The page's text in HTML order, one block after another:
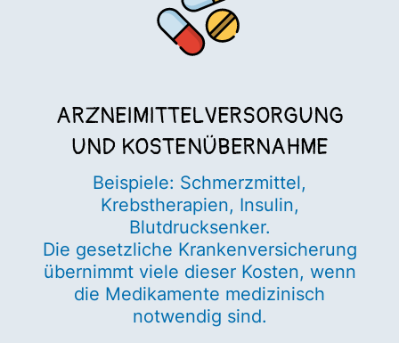
ARZNEIMITTELVERSORGUNG
UND KOSTENÜBERNAHME
Beispiele: Schmerzmittel,
Krebstherapien, Insulin,
Blutdrucksenker.
Die gesetzliche Krankenversicherung
übernimmt viele dieser Kosten, wenn
die Medikamente medizinisch
notwendig sind.